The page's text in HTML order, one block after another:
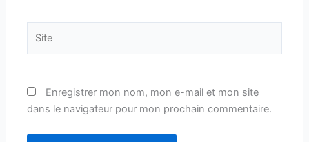
Enregistrer mon nom, mon e-mail et mon site
dans le navigateur pour mon prochain commentaire.